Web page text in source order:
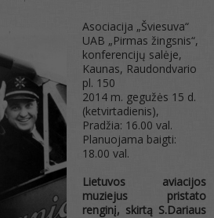
Asociacija „Šviesuva“
UAB „Pirmas žingsnis“,
konferencijų salėje,
Kaunas, Raudondvario
pl. 150
2014 m. gegužės 15 d.
(ketvirtadienis),
Pradžia: 16.00 val.
Planuojama baigti:
18.00 val.
Lietuvos aviacijos
muziejus pristato
renginį, skirtą S.Dariaus